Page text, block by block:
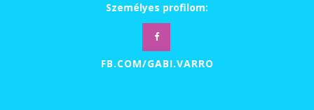
Személyes profilom:
FB.COM/GABI.VARRO